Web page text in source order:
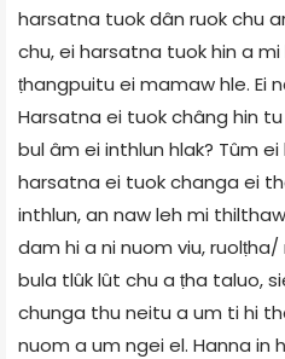
harsatna tuok dân ruok chu
chu, ei harsatna tuok hin a
ṭhangpuitu ei mamaw hle. Ei
Harsatna ei tuok châng hin
bul âm ei inthlun hlak? Tûm ei
harsatna ei tuok changa ei
inthlun, an naw leh mi
dam hi a ni nuom viu,
bula tlûk lût chu a ṭha taluo,
chunga thu neitu a um ti hi
nuom a um ngei el. Hanna in